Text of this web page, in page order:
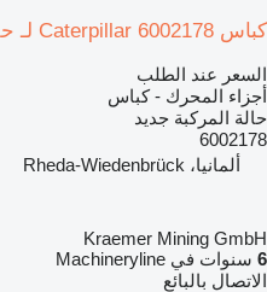
كباس Caterpillar 6002178 لـ حفارة
السعر عند الطلب
أجزاء المحرك - كباس
حالة المركبة جديد
6002178
ألمانيا، Rheda-Wiedenbrück
Kraemer Mining GmbH
6 سنوات في Machineryline
الاتصال بالبائع